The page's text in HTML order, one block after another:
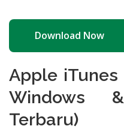
Download Now
Apple
Windows
Terbaru)